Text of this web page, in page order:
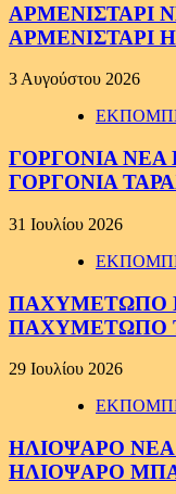
ΑΡΜΕΝΙΣΤΑΡΙ
ΑΡΜΕΝΙΣΤΑΡΙ
3 Αυγούστου 2026
ΓΟΡΓΟΝΙΑ ΝΕΑ
ΓΟΡΓΟΝΙΑ
31 Ιουλίου 2026
ΠΑΧΥΜΕΤΩΠΟ
ΠΑΧΥΜΕΤΩΠΟ
29 Ιουλίου 2026
ΗΛΙΟΨΑΡΟ ΝΕΑ
ΗΛΙΟΨΑΡΟ